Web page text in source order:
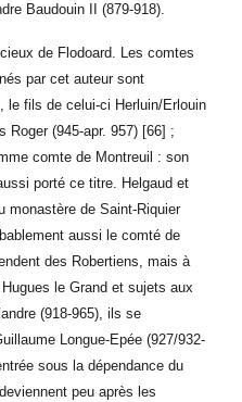
Baudouin II (879-918).
de Flodoard. Les comtes
par cet auteur sont
le fils de celui-ci Herluin/Erlouin
Roger (945-apr. 957) [66] ;
comte de Montreuil : son
porté ce titre. Helgaud et
monastère de Saint-Riquier
aussi le comté de
des Robertiens, mais à
le Grand et sujets aux
(918-965), ils se
Longue-Epée (927/932-
sous la dépendance du
peu après les